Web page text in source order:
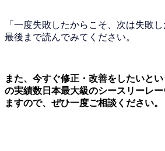
「一度失敗したからこそ、次は失敗
最後まで読んでみてください。
また、今すぐ修正・改善をしたいと
の実績数日本最大級のシースリーレ
ますので、ぜひ一度ご相談ください。